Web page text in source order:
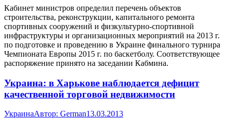
Кабинет министров определил перечень объектов
строительства, реконструкции, капитального ремонта
спортивных сооружений и физкультурно-спортивной
инфраструктуры и организационных мероприятий на 2013 г.
по подготовке и проведению в Украине финального турнира
Чемпионата Европы 2015 г. по баскетболу. Соответствующее
распоряжение принято на заседании Кабмина.
Украина: в Харькове наблюдается дефицит
качественной торговой недвижимости
УкраинаАвтор: German13.03.2013